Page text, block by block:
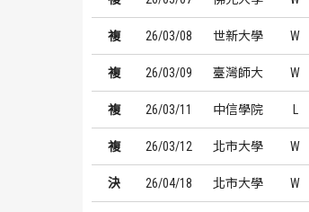
複 26/03/08 世新大學 W
複 26/03/09 臺灣師大 W
複 26/03/11 中信學院 L
複 26/03/12 北市大學 W
決 26/04/18 北市大學 W